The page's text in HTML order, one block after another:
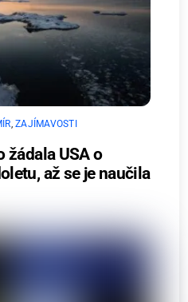
,ZAJÍMAVOSTI
žádala USA o
až se je naučila